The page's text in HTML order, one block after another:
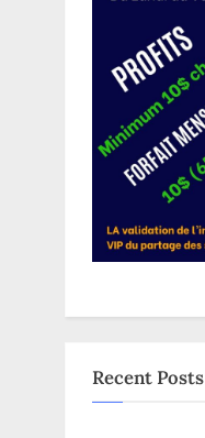
Recent Posts